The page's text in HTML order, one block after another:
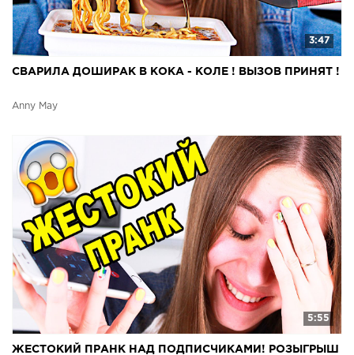
3:47
СВАРИЛА ДОШИРАК В КОКА - КОЛЕ ! ВЫЗОВ ПРИНЯТ !
Anny May
5:55
ЖЕСТОКИЙ ПРАНК НАД ПОДПИСЧИКАМИ! РОЗЫГРЫШ